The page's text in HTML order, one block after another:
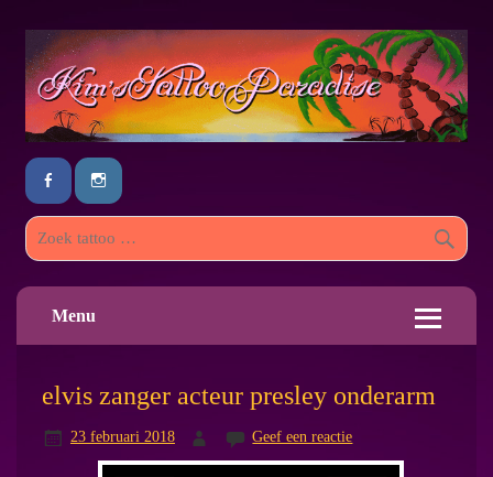
Menu
elvis zanger acteur presley onderarm
23 februari 2018 Geef een reactie